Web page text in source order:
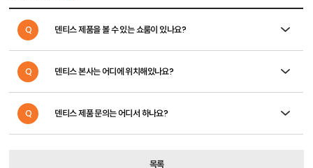
Q 덴티스 제품을 볼 수 있는 쇼룸이 있나요?
Q 덴티스 본사는 어디에 위치해있나요?
Q 덴티스 제품 문의는 어디서 하나요?
목록